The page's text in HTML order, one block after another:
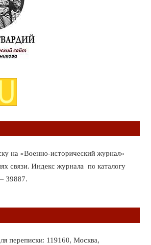
на «Военно-исторический журнал»
связи. Индекс журнала по каталогу
39887.
переписки: 119160, Москва,